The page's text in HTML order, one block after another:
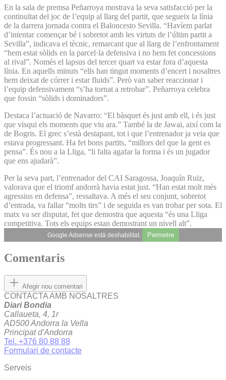
En la sala de premsa Peñarroya mostrava la seva satisfacció per la
continuïtat del joc de l’equip al llarg del partit, que segueix la línia
de la darrera jornada contra el Baloncesto Sevilla. “Havíem parlat
d’intentar començar bé i sobretot amb les virtuts de l’últim partit a
Sevilla”, indicava el tècnic, remarcant que al llarg de l’enfrontament
“hem estat sòlids en la parcel·la defensiva i no hem fet concessions
al rival”. Només el lapsus del tercer quart va estar fora d’aquesta
línia. En aquells minuts “ells han tingut moments d’encert i nosaltres
hem deixat de córrer i estar fluids”. Però van saber reaccionar i
l’equip defensivament “s’ha tornat a retrobar”. Peñarroya celebra
que fossin “sòlids i dominadors”.
Destaca l’actuació de Navarro: “El bàsquet és just amb ell, i és just
que visqui els moments que viu ara.” També la de Jawai, així com la
de Bogris. El grec s’està destapant, tot i que l’entrenador ja veia que
estava progressant. Ha fet bons partits, “millors del que la gent es
pensa”. És nou a la Lliga, “li falta agafar la forma i és un jugador
que ens ajudarà”.
Per la seva part, l’entrenador del CAI Saragossa, Joa­quín Ruiz,
valorava que el triomf andorrà havia estat just. “Han estat molt més
agressius en defensa”, ressaltava. A més el seu conjunt, sobretot
d’entrada, va fallar “molts tirs” i de seguida es van trobar per sota. El
matx va ser disputat, fet que demostra que aquesta “és una Lliga
competitiva. Tots els equips estan demostrant un nivell alt”.
Google Adsense està deshabilitat. Permetre
Comentaris
Afegir nou comentari
CONTACTA AMB NOSALTRES
Diari Bondia
Callaueta, 4, 1r
AD500 Andorra la Vella
Principat d'Andorra
Tel. +376 80 88 88
Formulari de contacte
Serveis